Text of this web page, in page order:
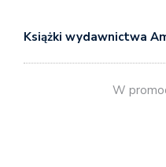
Książki wydawnictwa
W